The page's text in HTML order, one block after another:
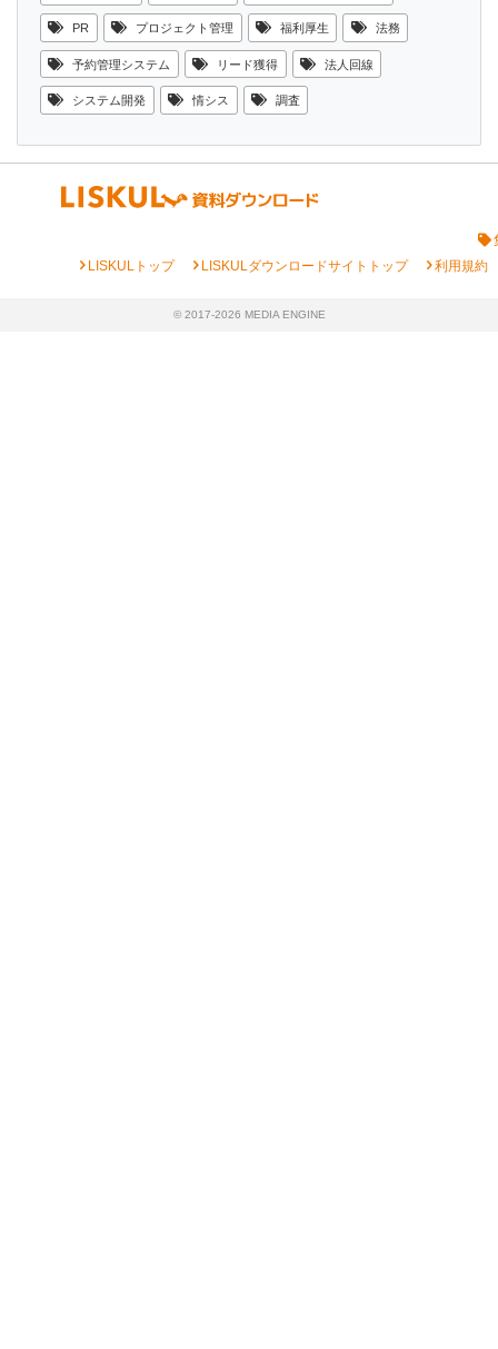
PR プロジェクト管理 福利厚生 法務
予約管理システム リード獲得 法人回線
システム開発 情シス 調査
chevron_rightLISKULトップ chevron_rightLISKULダウンロードサイトトップ chevron_right利用規約
© 2017-2026 MEDIA ENGINE